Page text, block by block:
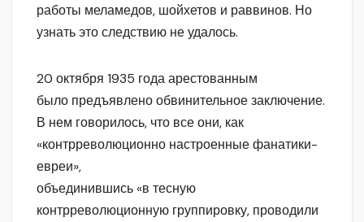
работы меламедов, шойхетов и раввинов. Но
узнать это следствию не удалось.
20 октября 1935 года арестованным
было предъявлено обвинительное заключение.
В нем говорилось, что все они, как
«контрреволюционно настроенные фанатики-
евреи»,
объединившись «в тесную
контрреволюционную группировку, проводили